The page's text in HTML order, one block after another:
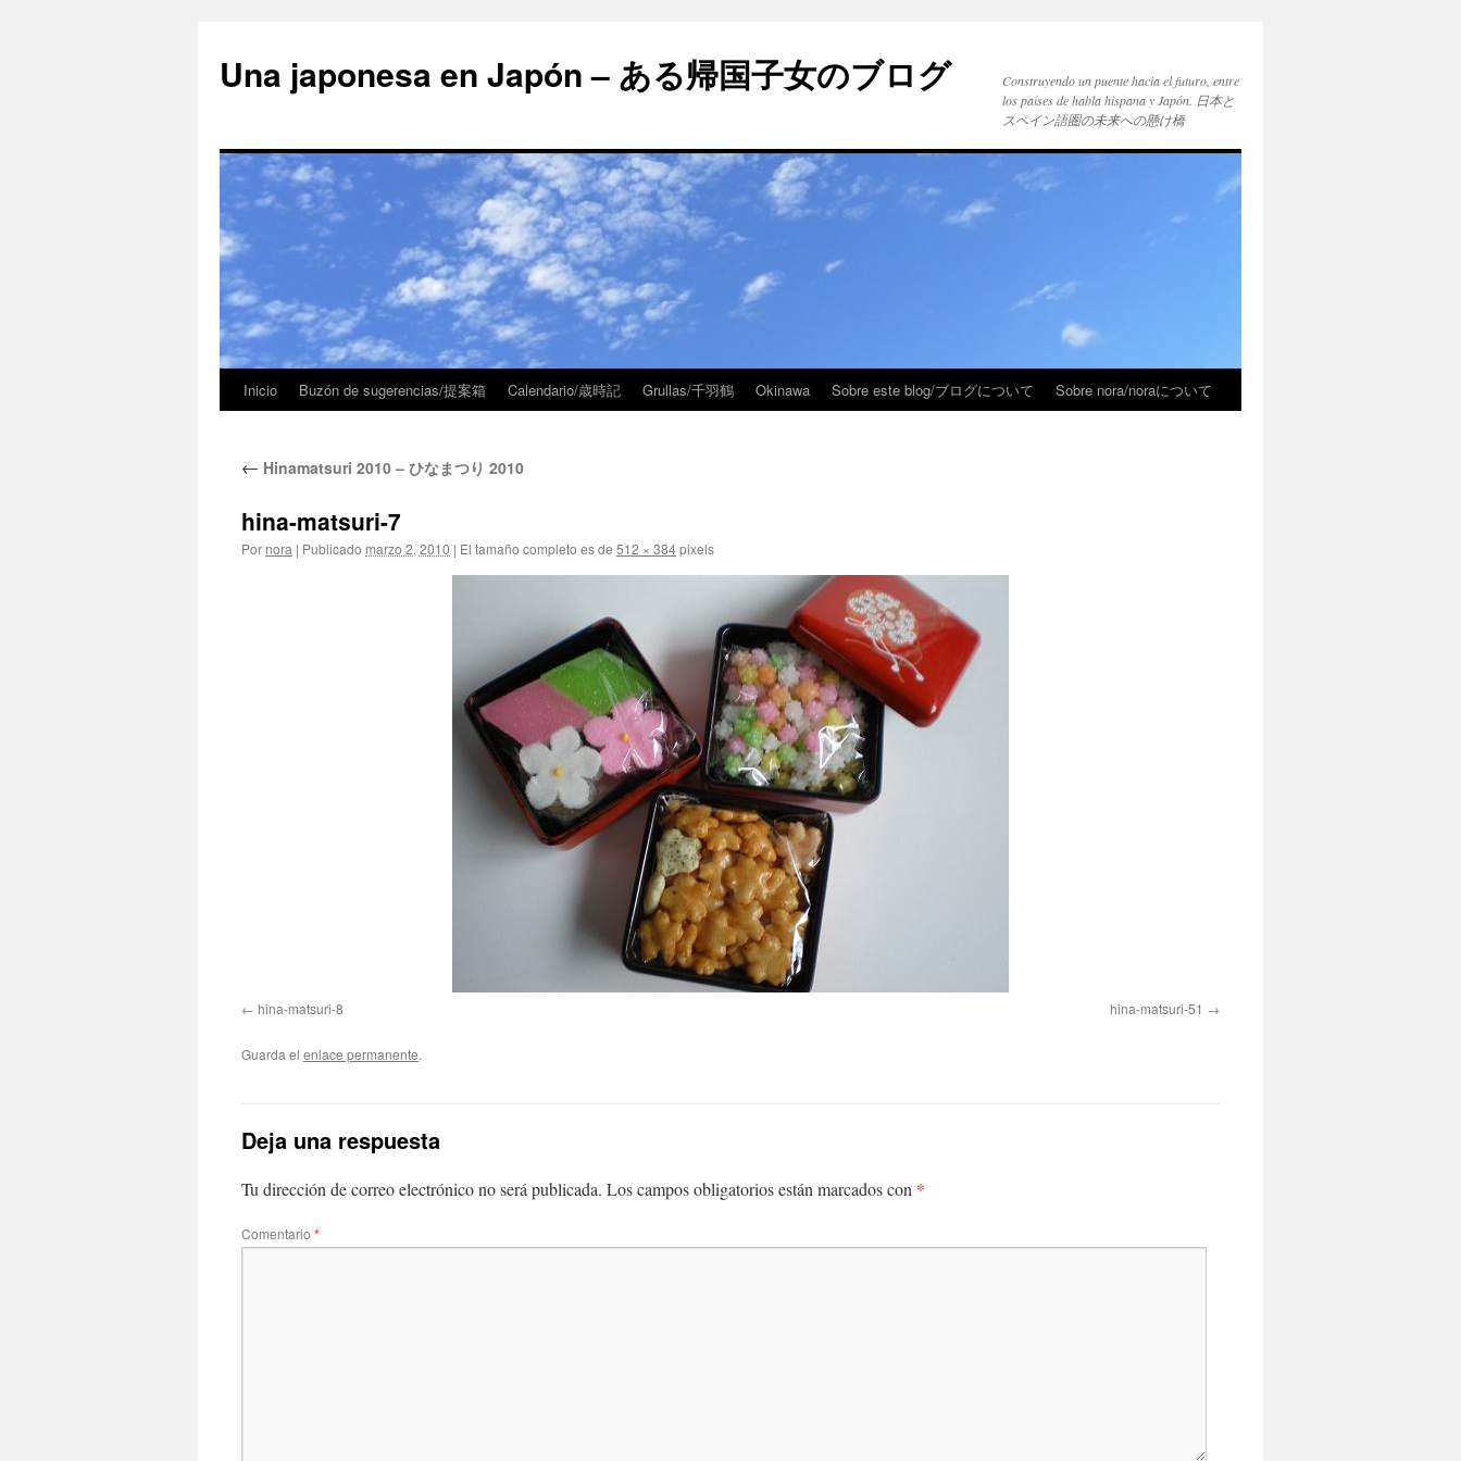
Una japonesa en Japón – ある帰国子女のブログ
Construyendo un puente hacia el futuro, entre
los países de habla hispana y Japón. 日本と
スペイン語圏の未来への懸け橋
Inicio Buzón de sugerencias/提案箱 Calendario/歳時記 Grullas/千羽鶴 Okinawa Sobre este blog/ブログについて Sobre nora/noraについて
← Hinamatsuri 2010 – ひなまつり 2010
hina-matsuri-7
Por nora | Publicado marzo 2, 2010 | El tamaño completo es de 512 × 384pixels
hina-matsuri-8 hina-matsuri-51
Guarda el enlace permanente.
Deja una respuesta
Tu dirección de correo electrónico no será publicada. Los campos obligatorios están marcados con *
Comentario *